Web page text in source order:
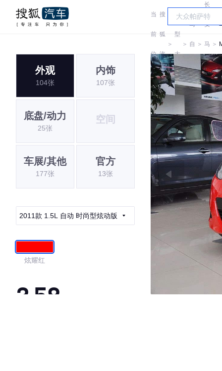
当
前
位
置:
搜
狐
汽
车
＞
车
型
大
全
＞
马
自 ＞
长
安
马
自
达
＞
外观
104张
内饰
107张
底盘/动力
25张
空间
车展/其他
177张
官方
13张
2011款 1.5L 自动 时尚型炫动版
炫耀红
3.58